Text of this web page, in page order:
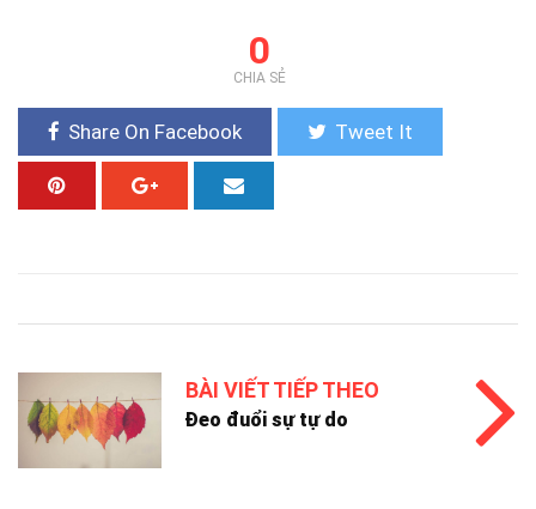
0
CHIA SẺ
Share On Facebook Tweet It
BÀI VIẾT TIẾP THEO
Đeo đuổi sự tự do